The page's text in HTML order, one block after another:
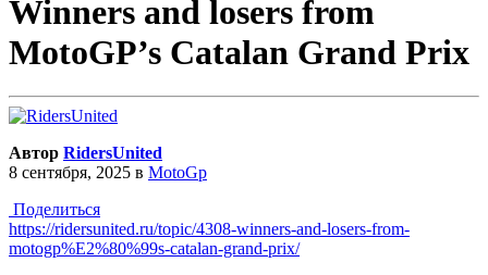
Winners and losers from
MotoGP’s Catalan Grand Prix
Автор RidersUnited
8 сентября, 2025 в MotoGp
Поделиться
https://ridersunited.ru/topic/4308-winners-and-losers-from-
motogp%E2%80%99s-catalan-grand-prix/